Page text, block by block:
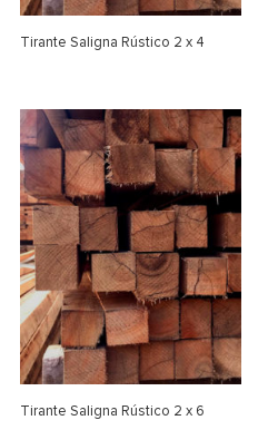
Tirante Saligna Rústico 2 x 4
Tirante Saligna Rústico 2 x 6